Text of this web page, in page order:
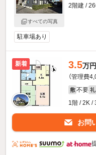
すべての写真
2階建 /
駐車場あり
新着 3.5万円
（管理費
敷 不要 礼
1階 / 2K /
お問